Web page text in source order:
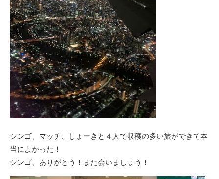
シンゴ、マッチ、しょーきと４人で収穫の多い旅ができて本
当によかった！
シンゴ、ありがとう！また会いましょう！